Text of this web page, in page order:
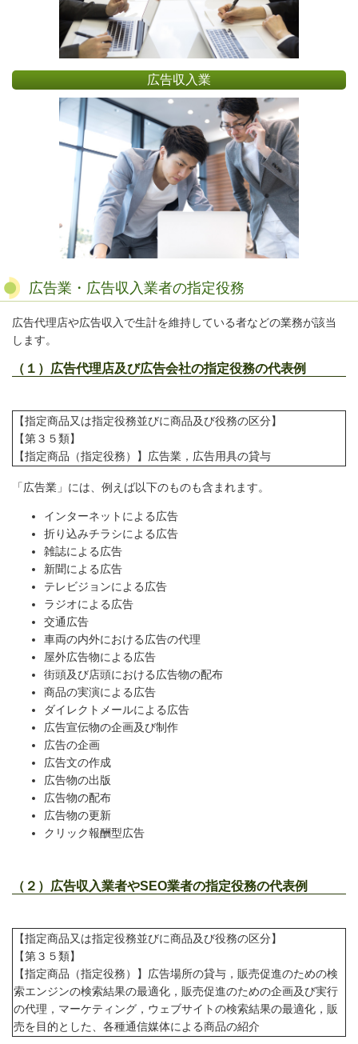
広告収入業
広告業・広告収入業者の指定役務
広告代理店や広告収入で生計を維持している者などの業務が該当
します。
（１）広告代理店及び広告会社の指定役務の代表例
【指定商品又は指定役務並びに商品及び役務の区分】
【第３５類】
【指定商品（指定役務）】広告業，広告用具の貸与
「広告業」には、例えば以下のものも含まれます。
インターネットによる広告
​折り込みチラシによる広告
雑誌による広告
新聞による広告
テレビジョンによる広告
ラジオによる広告
交通広告
車両の内外における広告の代理
屋外広告物による広告
街頭及び店頭における広告物の配布
商品の実演による広告
ダイレクトメールによる広告
広告宣伝物の企画及び制作
広告の企画
広告文の作成
広告物の出版
広告物の配布
広告物の更新
クリック報酬型広告
（２）広告収入業者やSEO業者の指定役務の代表例
【指定商品又は指定役務並びに商品及び役務の区分】
【第３５類】
【指定商品（指定役務）】広告場所の貸与，販売促進のための検
索エンジンの検索結果の最適化，販売促進のための企画及び実行
の代理，マーケティング，ウェブサイトの検索結果の最適化，販
売を目的とした、各種通信媒体による商品の紹介